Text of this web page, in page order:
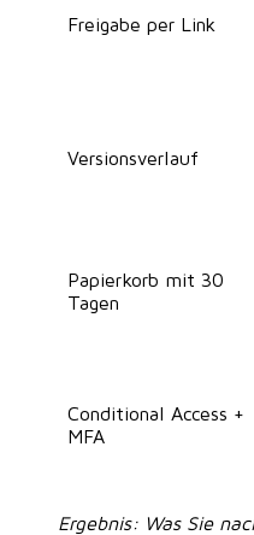
Freigabe per Link
Versionsverlauf
Papierkorb mit 30
Tagen
Conditional Access +
MFA
Ergebnis: Was Sie